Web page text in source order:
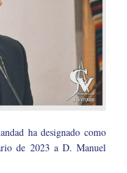
ha designado como
de 2023 a D. Manuel